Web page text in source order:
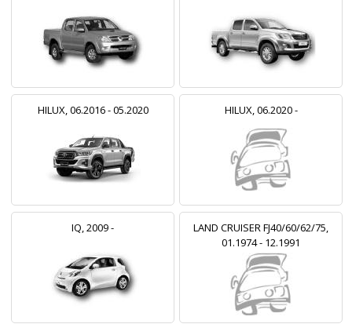
HILUX, 06.2016 - 05.2020 HILUX, 06.2020 -
IQ, 2009 -
LAND CRUISER FJ40/60/62/75,
01.1974 - 12.1991